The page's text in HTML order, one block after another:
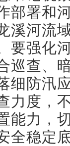
部署和
溪河流
要强化
巡查、
细防汛
力度，
能力，
全稳定